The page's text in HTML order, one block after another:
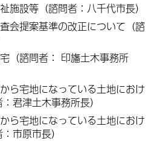
設等（諮問者：八千代市長）
会提案基準の改正について（諮
（諮問者： 印旛土木事務所
宅地になっている土地におけ
君津土木事務所長）
宅地になっている土地におけ
市原市長）